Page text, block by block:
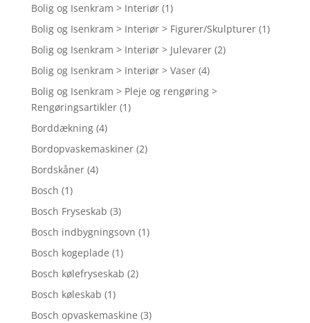
Bolig og Isenkram > Interiør (1)
Bolig og Isenkram > Interiør > Figurer/Skulpturer (1)
Bolig og Isenkram > Interiør > Julevarer (2)
Bolig og Isenkram > Interiør > Vaser (4)
Bolig og Isenkram > Pleje og rengøring >
Rengøringsartikler (1)
Borddækning (4)
Bordopvaskemaskiner (2)
Bordskåner (4)
Bosch (1)
Bosch Fryseskab (3)
Bosch indbygningsovn (1)
Bosch kogeplade (1)
Bosch kølefryseskab (2)
Bosch køleskab (1)
Bosch opvaskemaskine (3)